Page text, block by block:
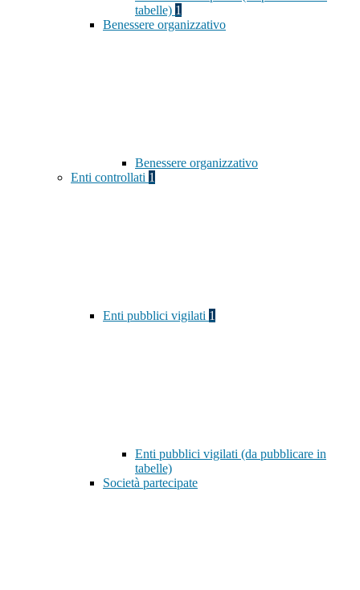
tabelle) 1
Benessere organizzativo
Benessere organizzativo
Enti controllati 1
Enti pubblici vigilati 1
Enti pubblici vigilati (da pubblicare in
tabelle)
Società partecipate